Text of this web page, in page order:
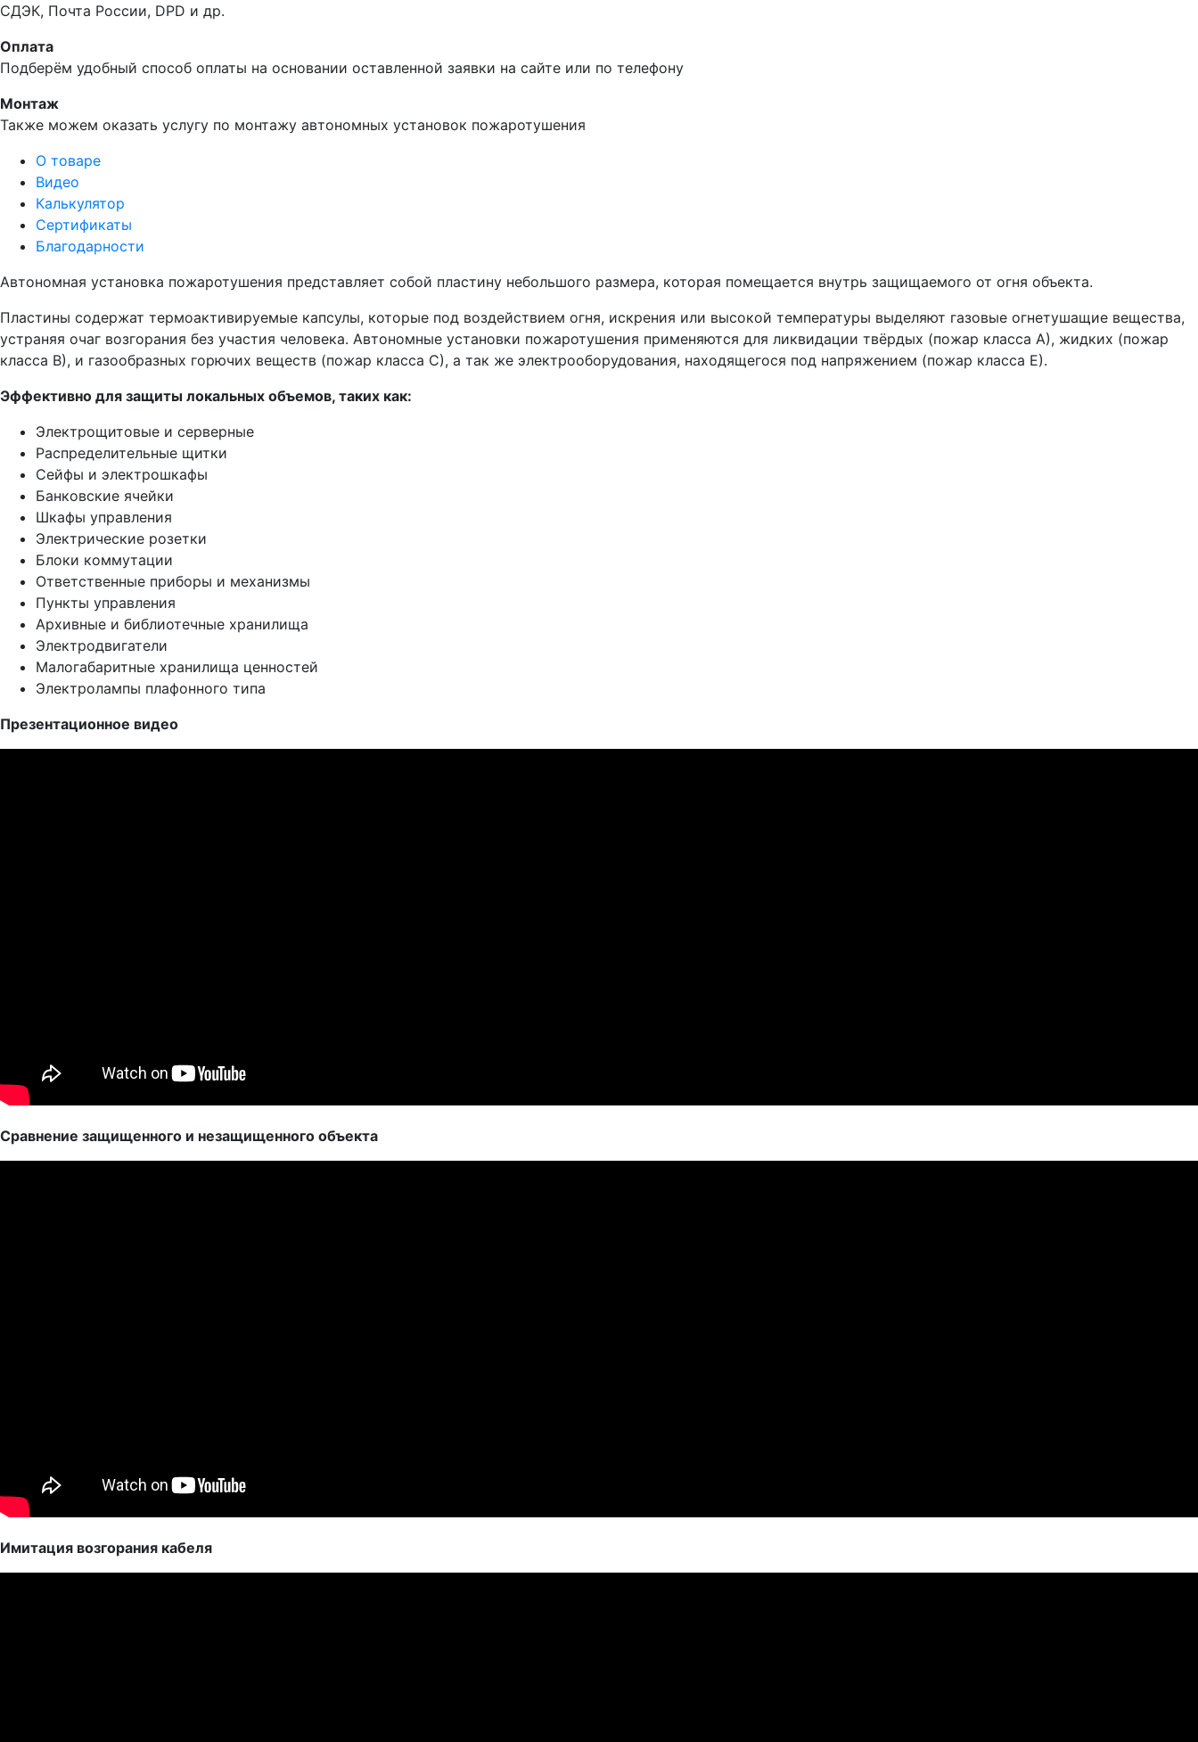
СДЭК, Почта России, DPD и др.
Оплата
Подберём удобный способ оплаты на основании оставленной заявки на сайте или по телефону
Монтаж
Также можем оказать услугу по монтажу автономных установок пожаротушения
О товаре
Видео
Калькулятор
Сертификаты
Благодарности
Автономная установка пожаротушения представляет собой пластину небольшого размера, которая помещается внутрь защищаемого от огня объекта.
Пластины содержат термоактивируемые капсулы, которые под воздействием огня, искрения или высокой температуры выделяют газовые огнетушащие вещества,
устраняя очаг возгорания без участия человека. Автономные установки пожаротушения применяются для ликвидации твёрдых (пожар класса А), жидких (пожар
класса В), и газообразных горючих веществ (пожар класса С), а так же электрооборудования, находящегося под напряжением (пожар класса Е).
Эффективно для защиты локальных объемов, таких как:
Электрощитовые и серверные
Распределительные щитки
Сейфы и электрошкафы
Банковские ячейки
Шкафы управления
Электрические розетки
Блоки коммутации
Ответственные приборы и механизмы
Пункты управления
Архивные и библиотечные хранилища
Электродвигатели
Малогабаритные хранилища ценностей
Электролампы плафонного типа
Презентационное видео
Сравнение защищенного и незащищенного объекта
Имитация возгорания кабеля